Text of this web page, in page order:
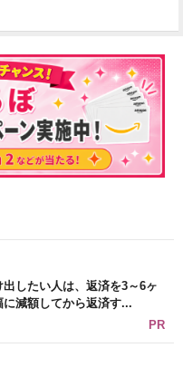
出したい人は、返済を3～6ヶ
に減額してから返済す...
PR